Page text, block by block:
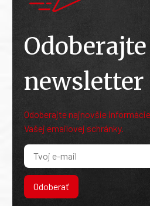
Odoberajte
newsletter
Odoberajte najnovšie
Vašej emailovej schránky.
Odoberať